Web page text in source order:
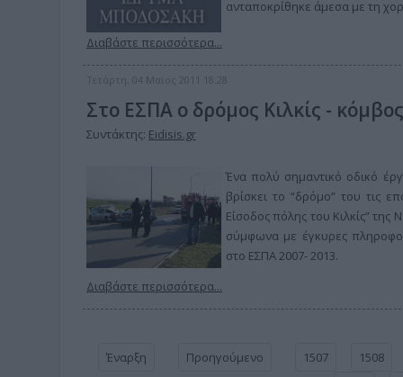
ανταποκρίθηκε άμεσα με τη
Διαβάστε περισσότερα...
Τετάρτη, 04 Μαϊος 2011 18:28
Στο ΕΣΠΑ ο δρόμος Κιλκίς -
Συντάκτης: Eidisis.gr
Ένα πολύ σημαντικό οδικό
βρίσκει το “δρόμο” του τις
Είσοδος πόλης του Κιλκίς”
σύμφωνα με έγκυρες
στο ΕΣΠΑ 2007- 2013.
Διαβάστε περισσότερα...
Έναρξη Προηγούμενο 1507 1508